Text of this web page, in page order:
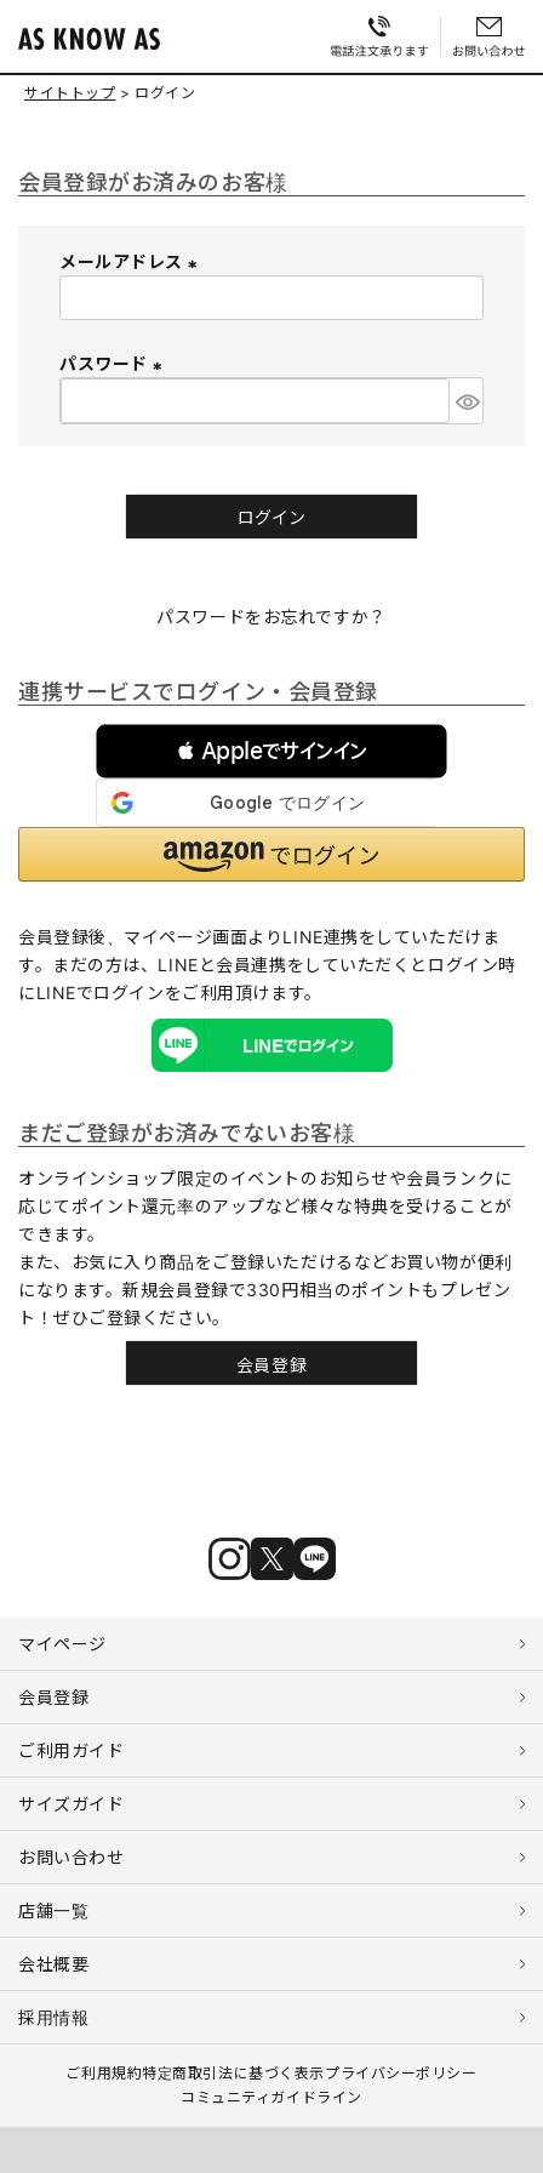
サイトトップ ログイン
会員登録がお済みのお客様
メールアドレス
必
)
パスワード
必
ログイン
パスワードをお忘れですか？
連携サービスでログイン・会員登録
 Appleでサインイン
会員登録後、マイページ画面よりLINE連携をしていただけま
す。まだの方は、 LINEと会員連携をしていただくとログイン時
にLINEでログインをご利用頂けます。
まだご登録がお済みでないお客様
オンラインショップ限定のイベントのお知らせや会員ランクに
応じてポイント還元率のアップなど様々な特典を受けることが
できます。
また、お気に入り商品をご登録いただけるなどお買い物が便利
になります。新規会員登録で330円相当のポイントもプレゼン
ト！ぜひご登録ください。
会員登録
マイページ
会員登録
ご利用ガイド
サイズガイド
お問い合わせ
店舗一覧
会社概要
採用情報
ご利用規約特定商取引法に基づく表示プライバシーポリシー
コミュニティガイドライン